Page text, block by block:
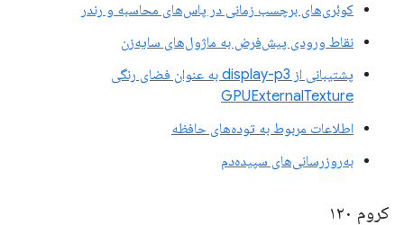
کوئری‌های برچسب زمانی در پاس‌های محاسبه و رندر
نقاط ورودی پیش‌فرض به ماژول‌های سایه‌زن
پشتیبانی از display-p3 به عنوان فضای رنگی
GPUExternalTexture
اطلاعات مربوط به توده‌های حافظه
به‌روزرسانی‌های سپیده‌دم
کروم ۱۲۰